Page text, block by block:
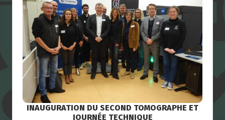
INAUGURATION DU SECOND TOMOGRAPHE ET
JOURNÉE TECHNIQUE